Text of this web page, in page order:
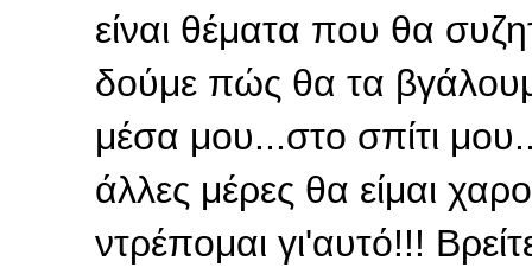
είναι θέματα που θα
δούμε πώς θα τα
μέσα μου...στο σπίτι
άλλες μέρες θα είμαι
ντρέπομαι γι'αυτό!!!